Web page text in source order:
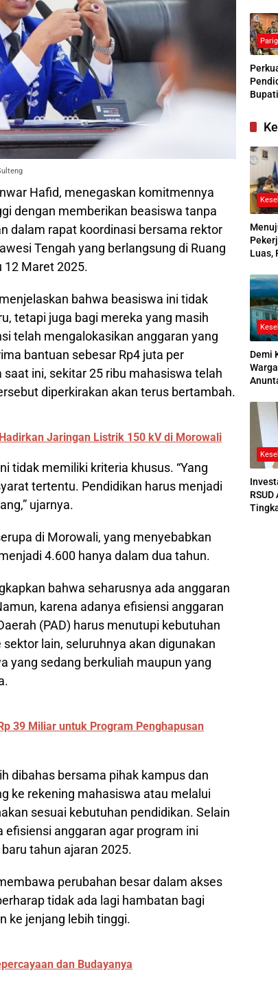
Hafid, menegaskan komitmennya
dengan memberikan beasiswa tanpa
dalam rapat koordinasi bersama rektor
Tengah yang berlangsung di Ruang
12 Maret 2025.
bahwa beasiswa ini tidak
tetapi juga bagi mereka yang masih
telah mengalokasikan anggaran yang
bantuan sebesar Rp4 juta per
ini, sekitar 25 ribu mahasiswa telah
diperkirakan akan terus bertambah.
Jaringan Listrik 150 kV di Morowali
tidak memiliki kriteria khusus. “Yang
tertentu. Pendidikan harus menjadi
ujarnya.
di Morowali, yang menyebabkan
4.600 hanya dalam dua tahun.
bahwa seharusnya ada anggaran
karena adanya efisiensi anggaran
(PAD) harus menutupi kebutuhan
lain, seluruhnya akan digunakan
yang sedang berkuliah maupun yang
39 Miliar untuk Program Penghapusan
dibahas bersama pihak kampus dan
ke rekening mahasiswa atau melalui
sesuai kebutuhan pendidikan. Selain
anggaran agar program ini
tahun ajaran 2025.
perubahan besar dalam akses
tidak ada lagi hambatan bagi
ke jenjang lebih tinggi.
dan Budayanya
Sosial
Luas,
2026
Demi